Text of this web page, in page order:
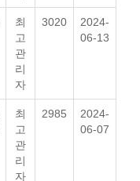
최
고
관
리
자
3020
2024-
06-13
최
고
관
리
자
2985
2024-
06-07